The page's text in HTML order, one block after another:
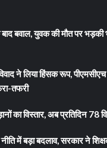
बवाल, युवक की मौत पर भड़की
ने लिया हिंसक रूप,
तफरी
का विस्तार, अब प्रतिदिन 78
नीति में बड़ा बदलाव, सरकार ने